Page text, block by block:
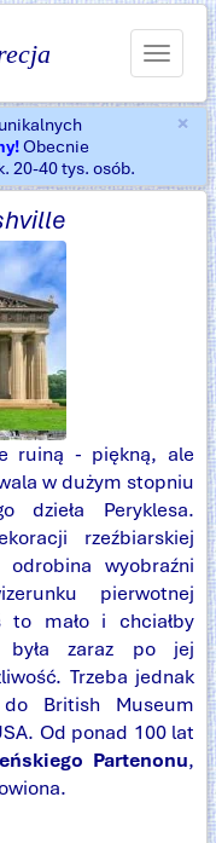
Toggle
×
Obecnie
20-40 tys. osób.
ruiną - piękną, ale
w dużym stopniu
dzieła Peryklesa.
rzeźbiarskiej
wyobraźni
pierwotnej
to mało i chciałby
była zaraz po jej
Trzeba jednak
British Museum
Od ponad 100 lat
Partenonu,